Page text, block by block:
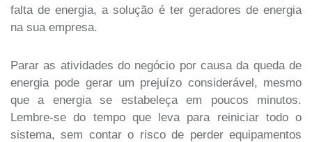
falta de energia, a solução é ter geradores de energia
na sua empresa.
Parar as atividades do negócio por causa da queda de
energia pode gerar um prejuízo considerável, mesmo
que a energia se estabeleça em poucos minutos.
Lembre-se do tempo que leva para reiniciar todo o
sistema, sem contar o risco de perder equipamentos